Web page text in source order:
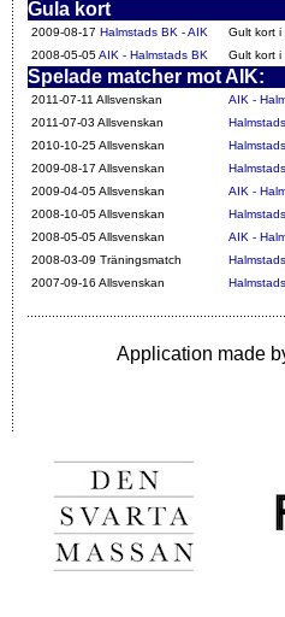
Gula kort
2009-08-17 Halmstads BK - AIK Gult kort i
2008-05-05AIK - Halmstads BK Gult kort i
Spelade matcher mot AIK:
2011-07-11 Allsvenskan AIK -
2011-07-03 Allsvenskan
2010-10-25 Allsvenskan
2009-08-17 Allsvenskan
2009-04-05 Allsvenskan
AIK -
2008-10-05 Allsvenskan
2008-05-05 Allsvenskan
AIK -
2008-03-09 Träningsmatch
2007-09-16 Allsvenskan
Application made